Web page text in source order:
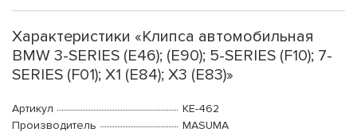
Характеристики «Клипса автомобильная
BMW 3-SERIES (E46); (E90); 5-SERIES (F10); 7-
SERIES (F01); X1 (E84); X3 (E83)»
Артикул
KE-462
Производитель
MASUMA